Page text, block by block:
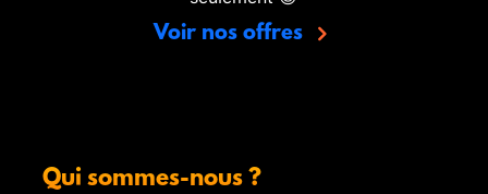
Voir nos offres
Qui sommes-nous ?